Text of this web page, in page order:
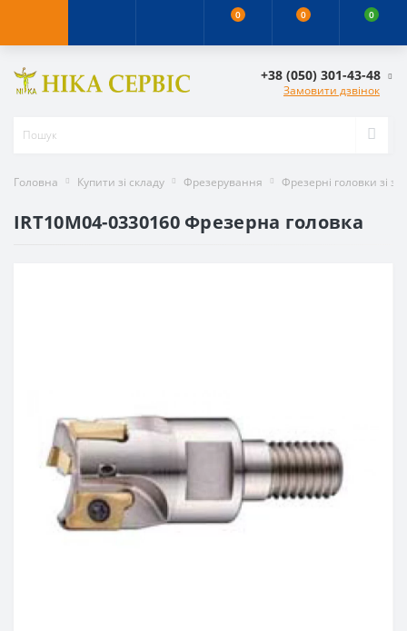
0 0 0
+38 (050) 301-43-48
Замовити дзвінок
Головна Купити зі складу Фрезерування Фрезерні головки зі
IRT10M04-0330160 Фрезерна головка